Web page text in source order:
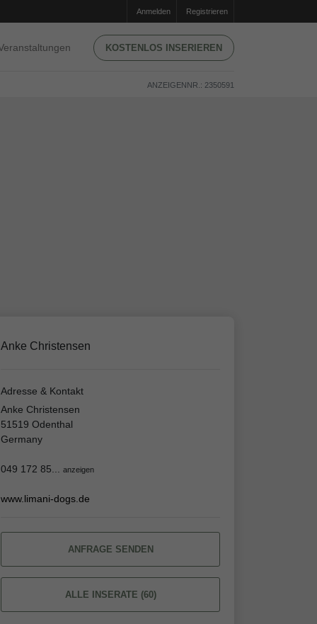
Anmelden Registrieren
KOSTENLOS INSERIEREN
ANZEIGENNR.: 2350591
Anke Christensen
Adresse & Kontakt
Anke Christensen
51519 Odenthal
Germany
049 172 85... anzeigen
www.limani-dogs.de
ANFRAGE SENDEN
ALLE INSERATE (60)